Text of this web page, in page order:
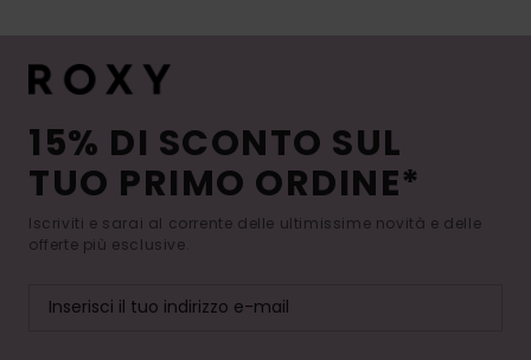
15% DI SCONTO SUL
TUO PRIMO ORDINE*
Iscriviti e sarai al corrente delle ultimissime novità e delle
offerte più esclusive.